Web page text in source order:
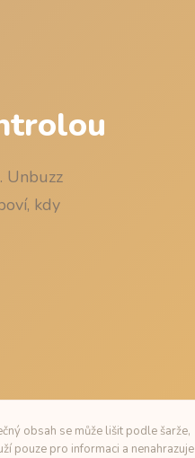
Unbuzz
kdy
obsah se může lišit podle šarže,
pouze pro informaci a nenahrazuje